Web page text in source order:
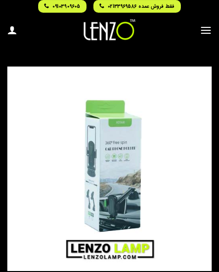
content
فقط فروش عمده 02133969586 09103909605